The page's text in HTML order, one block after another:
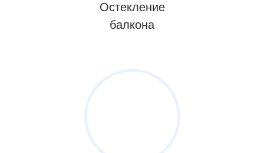
Остекление
балкона